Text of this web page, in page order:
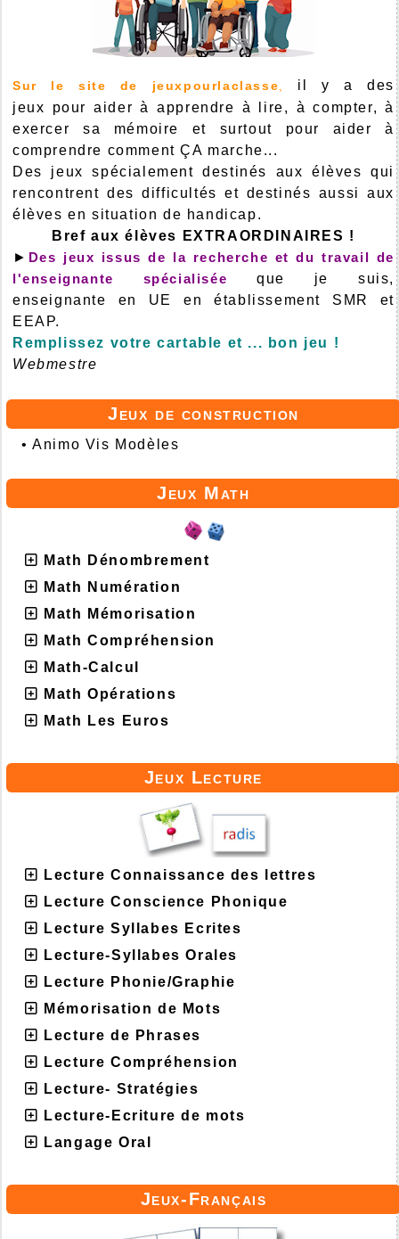
Sur le site de jeuxpourlaclasse,
il y a des
jeux pour aider à apprendre à lire, à compter, à
exercer sa mémoire et surtout pour aider à
comprendre comment ÇA marche...
Des jeux spécialement destinés aux élèves qui
rencontrent des difficultés et destinés aussi aux
élèves en situation de handicap.
Bref aux élèves EXTRAORDINAIRES !
► Des jeux issus de la recherche et du travail de
l'enseignante spécialisée que je suis,
enseignante en UE en établissement SMR et
EEAP.
Remplissez votre cartable et ... bon jeu !
Webmestre
Jeux de construction
•Animo Vis Modèles
Jeux Math
Math Dénombrement
Math Numération
Math Mémorisation
Math Compréhension
Math-Calcul
Math Opérations
Math Les Euros
Jeux Lecture
Lecture Connaissance des lettres
Lecture Conscience Phonique
Lecture Syllabes Ecrites
Lecture-Syllabes Orales
Lecture Phonie/Graphie
Mémorisation de Mots
Lecture de Phrases
Lecture Compréhension
Lecture- Stratégies
Lecture-Ecriture de mots
Langage Oral
Jeux-Français